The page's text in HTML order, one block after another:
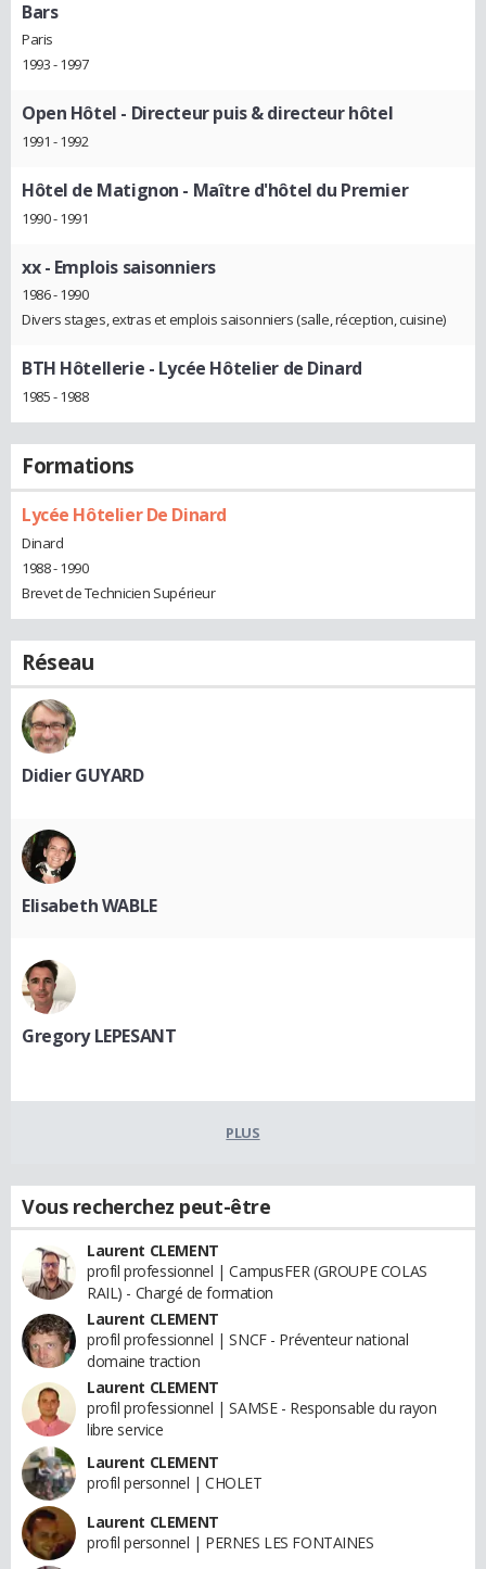
Bars
Paris
1993 - 1997
Open Hôtel - Directeur puis & directeur hôtel
1991 - 1992
Hôtel de Matignon - Maître d'hôtel du Premier
1990 - 1991
xx- Emplois saisonniers
1986 - 1990
Divers stages, extras et emplois saisonniers (salle, réception, cuisine)
BTH Hôtellerie - Lycée Hôtelier de Dinard
1985 - 1988
Formations
Lycée Hôtelier De Dinard
Dinard
1988 - 1990
Brevet de Technicien Supérieur
Réseau
Didier GUYARD
Elisabeth WABLE
Gregory LEPESANT
PLUS
Vous recherchez peut-être
Laurent CLEMENT
profil professionnel | CampusFER (GROUPE COLAS
RAIL) - Chargé de formation
Laurent CLEMENT
profil professionnel | SNCF - Préventeur national
domaine traction
Laurent CLEMENT
profil professionnel | SAMSE - Responsable du rayon
libre service
Laurent CLEMENT
profil personnel | CHOLET
Laurent CLEMENT
profil personnel | PERNES LES FONTAINES